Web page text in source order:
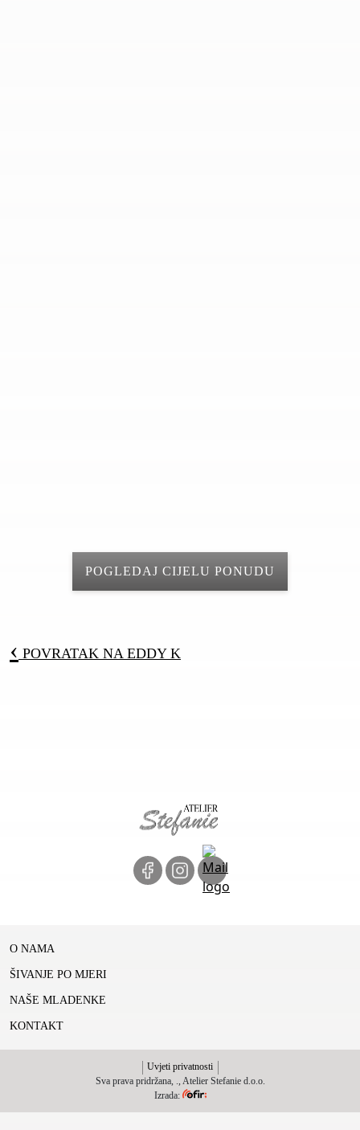
POGLEDAJ CIJELU PONUDU
‹ POVRATAK NA EDDY K
O NAMA
ŠIVANJE PO MJERI
NAŠE MLADENKE
KONTAKT
Uvjeti privatnosti
Sva prava pridržana, ., Atelier Stefanie d.o.o.
Izrada: